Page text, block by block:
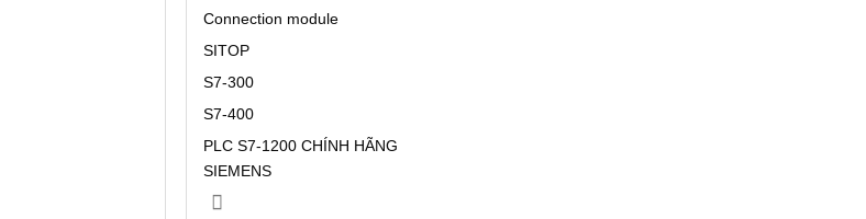
Connection module
SITOP
S7-300
S7-400
PLC S7-1200 CHÍNH HÃNG
SIEMENS